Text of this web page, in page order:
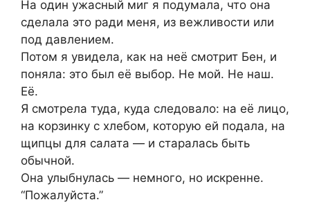
На один ужасный миг я подумала, что она
сделала это ради меня, из вежливости или
под давлением.
Потом я увидела, как на неё смотрит Бен, и
поняла: это был её выбор. Не мой. Не наш.
Её.
Я смотрела туда, куда следовало: на её лицо,
на корзинку с хлебом, которую ей подала, на
щипцы для салата — и старалась быть
обычной.
Она улыбнулась — немного, но искренне.
“Пожалуйста.”